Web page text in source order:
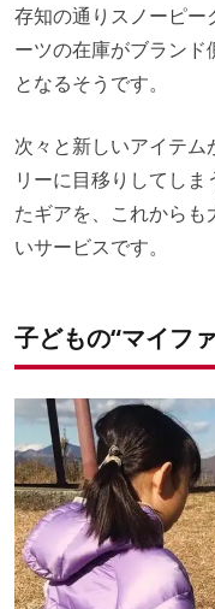
存知の通りスノーピ
ーツの在庫がブラン
となるそうです。
次々と新しいアイテ
リーに目移りしてし
たギアを、これから
いサービスです。
子どもの“マイフ